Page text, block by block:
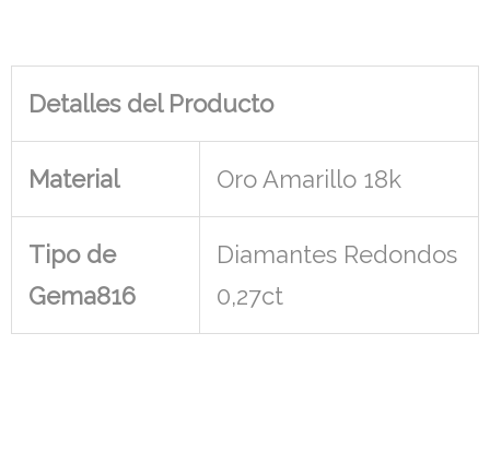
Detalles del Producto
Material Oro Amarillo 18k
Tipo de
Gema816
Diamantes Redondos
0,27ct